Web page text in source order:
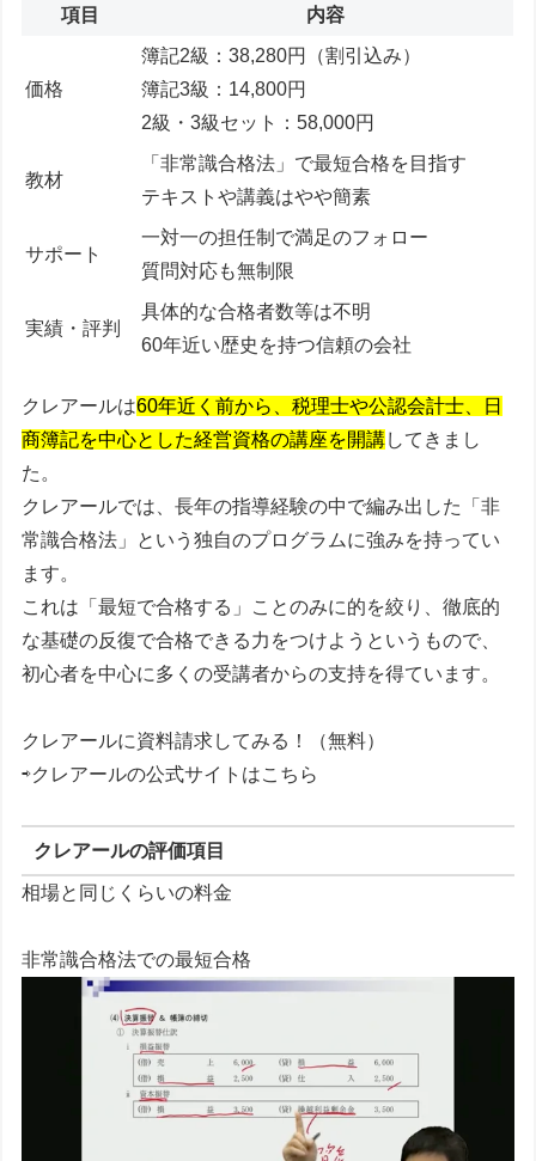
項目 内容
価格
簿記2級：38,280円（割引込み）
簿記3級：14,800円
2級・3級セット：58,000円
教材
「非常識合格法」で最短合格を目指す
テキストや講義はやや簡素
サポート
一対一の担任制で満足のフォロー
質問対応も無制限
実績・評判
具体的な合格者数等は不明
60年近い歴史を持つ信頼の会社
クレアールは60年近く前から、税理士や公認会計士、日
商簿記を中心とした経営資格の講座を開講してきまし
た。
クレアールでは、長年の指導経験の中で編み出した「非
常識合格法」という独自のプログラムに強みを持ってい
ます。
これは 「最短で合格する」
ことのみに的を絞り、徹底的
な基礎の反復で合格できる力をつけようというもので、
初心者を中心に多くの受講者からの支持を得ています。
クレアールに資料請求してみる！（無料）
⇨クレアールの公式サイトはこちら
クレアールの評価項目
相場と同じくらいの料金
非常識合格法での最短合格